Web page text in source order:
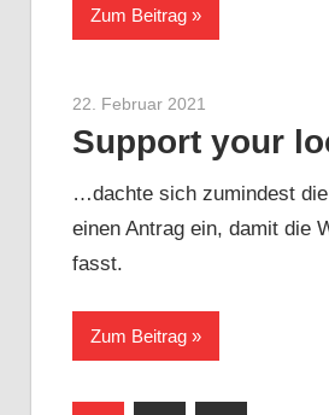
Zum Beitrag
22. Februar 2021
Support your
…dachte sich zumindest
einen Antrag ein, damit die
fasst.
Zum Beitrag